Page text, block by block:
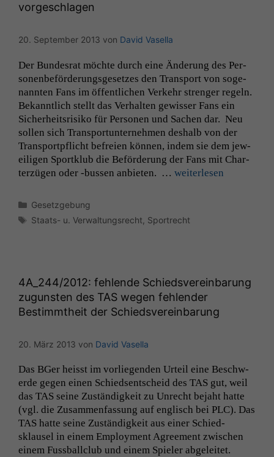
vorgeschlagen
20. September 2013 von David Vasella
Der Bun­desrat möchte durch eine Änderung des Per­
so­n­en­be­förderungs­ge­set­zes den Trans­port von soge­
nan­nten Fans im öffentlichen Verkehr strenger regeln.
Bekan­ntlich stellt das Ver­hal­ten gewiss­er Fans ein
Sicher­heit­srisiko für Per­so­n­en und Sachen dar. Neu
sollen sich Trans­portun­ternehmen deshalb von der
Trans­portpflicht befreien kön­nen, indem sie dem jew­
eili­gen Sportk­lub die Beförderung der Fans mit Char­
terzü­gen oder ‑bussen anbi­eten. … weit­er­lesen
Kategorien
Gesetzgebung
Schlagwörter
Staats- u. Verwaltungsrecht Sportrecht
4A_244/2012: fehlende Schiedsvereinbarung
zugunsten des TAS wegen fehlender
Bestimmtheit der Schiedsvereinbarung
20. März 2013 von David Vasella
Das BGer heisst im vor­liegen­den Urteil eine Beschw­
erde gegen einen Schied­sentscheid des TAS gut, weil
das TAS seine Zuständigkeit zu Unrecht bejaht hat­te
(vgl. die Zusam­men­fas­sung auf englisch bei PLC). Das
TAS hat­te seine Zuständigkeit aus ein­er Schied­
sklausel in einem Employ­ment Agree­ment zwis­chen
einem Fuss­ball­club und einem Spiel­er abgeleit­et.
Um unsere
Website zu
verbessern,
zeichnen
wir
anonyme
statistische
Daten auf.
Funktionalität
Einige
Wenn Sie
zu 100%
funktionieren.
anonyme Daten ab,
um interne
marketingtechnische
Auswertungen
durchführen zu
können. Diese helfen
uns, unsere Website
zu verbessern.